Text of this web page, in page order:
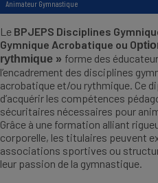
Animateur Gymnastique
Le BPJEPS Disciplines
Gymnique Acrobatique ou O
rythmique » forme des
l’encadrement des disciplines
acrobatique et/ou rythmique. Ce
d’acquérir les compétences
sécuritaires nécessaires pour
Grâce à une formation alliant
corporelle, les titulaires peuvent
associations sportives ou
leur passion de la gymnastique.